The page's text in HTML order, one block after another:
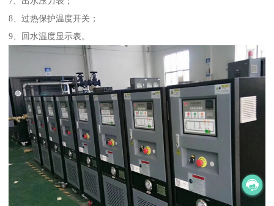
8、过热保护温度开关；
9、回水温度显示表。